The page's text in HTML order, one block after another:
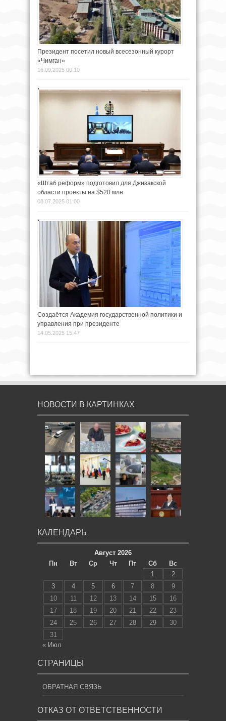
Президент посетил новый всесезонный курорт
«Чимган»
16.09.2025 00:10
«Штаб реформ» подготовил для Джизакской
области проекты на $520 млн
08.07.2025 01:00
Создаётся Академия государственной политики и
управления при президенте
14.05.2025 15:47
НОВОСТИ В КАРТИНКАХ
КАЛЕНДАРЬ
Август 2026
Пн
Вт Ср Чт Пт Сб
Вс
1
2
3
4 5 6 7 8
9
10
11 12 13 14 15
16
17
18 19 20 21 22
23
24
25 26 27 28 29
30
31
« Июл
СТРАНИЦЫ
ОБРАТНАЯ СВЯЗЬ
ОТКАЗ ОТ ОТВЕТСТВЕННОСТИ